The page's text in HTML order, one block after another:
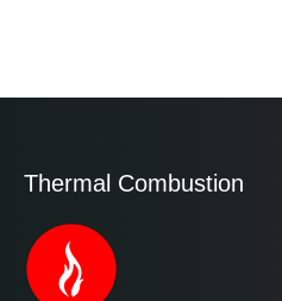
Thermal Combustion